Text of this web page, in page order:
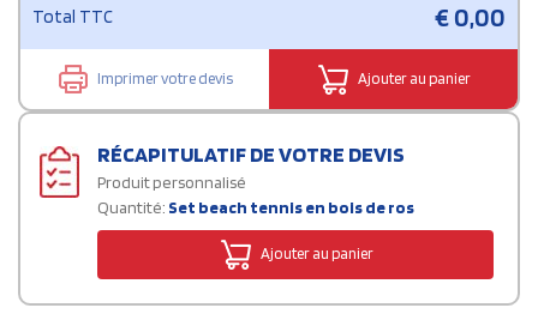
Total TTC €0,00
Imprimer votre devis Ajouter au panier
RÉCAPITULATIF DE VOTRE DEVIS
Produit personnalisé
Quantité: Set beach tennis en bois de ros
Ajouter au panier